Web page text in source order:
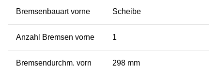
Bremsenbauart vorne Scheibe
Anzahl Bremsen vorne 1
Bremsendurchm. vorn 298 mm